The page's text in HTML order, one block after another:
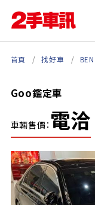
首頁 找好車
Goo鑑定車
車輛售價： 電洽